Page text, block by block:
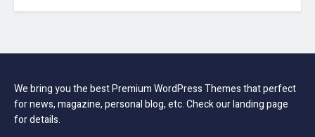
We bring you the best Premium WordPress Themes that perfect
for news, magazine, personal blog, etc. Check our landing page
for details.